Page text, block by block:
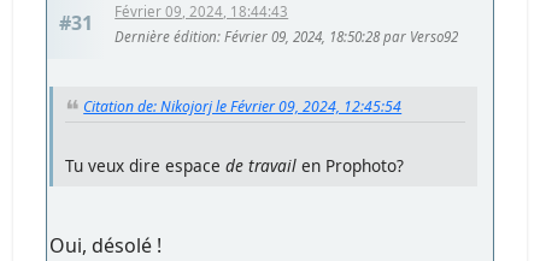
#31
Février 09, 2024, 18:44:43
Dernière édition: Février 09, 2024, 18:50:28 par Verso92
Citation de: Nikojorj le Février 09, 2024, 12:45:54
Tu veux dire espacede travailen Prophoto?
Oui, désolé !